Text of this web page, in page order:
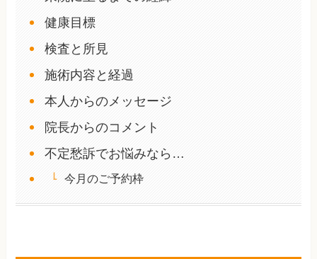
健康目標
検査と所見
施術内容と経過
本人からのメッセージ
院長からのコメント
不定愁訴でお悩みなら…
今月のご予約枠